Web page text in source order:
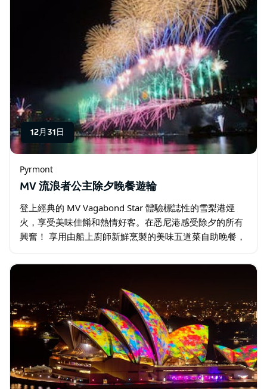
12月31日
Pyrmont
MV 流浪者公主除夕晚餐遊輪
登上經典的 MV Vagabond Star 體驗標誌性的雪梨港煙
火，享受美味佳餚和熱情好客。在悉尼港感受除夕的所有
興奮！ 享用由船上廚師新鮮烹製的美味五道菜自助晚餐，
優質南澳大利亞葡萄酒、氣泡酒…